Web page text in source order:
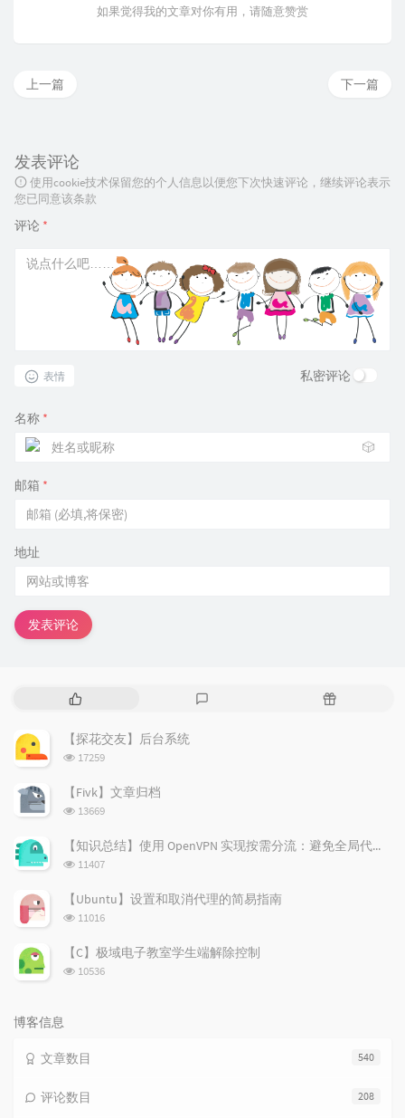
如果觉得我的文章对你有用，请随意赞赏
下一篇
上一篇
发表评论
使用cookie技术保留您的个人信息以便您下次快速评论，继续评论表示
您已同意该条款
评论 *
表情 私密评论
名称 *
🎲
邮箱 *
地址
发表评论
热
文
章
随
【探花交友】后台系统
浏
次
17259
【Fivk】文章归档
浏
次
数:
13669
【知识总结】使用 OpenVPN 实现按需分流：避免全局代理泄露隐私
浏
次
11407
【Ubuntu】设置和取消代理的简易指南
浏
次
数:
11016
【C】极域电子教室学生端解除控制
浏
10536
博客信息
540
文章数目
208
评论数目